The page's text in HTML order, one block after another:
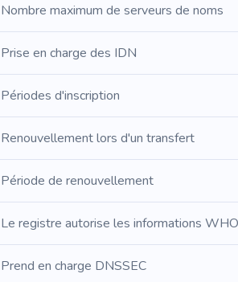
Nombre maximum de serveurs de noms
Prise en charge des IDN
Périodes d'inscription
Renouvellement lors d'un transfert
Période de renouvellement
Le registre autorise les informations
Prend en charge DNSSEC